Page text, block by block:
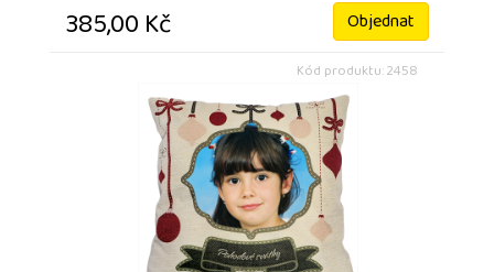
385,00 Kč Objednat
Kód produktu: 2458